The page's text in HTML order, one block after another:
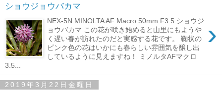
ショウジョウバカマ
›
NEX-5N MINOLTA AF Macro 50mm F3.5 ショウジ
ョウバカマ この花が咲き始めると山里にもようや
く遅い春が訪れたのだと実感する花です。 鞠状の
ピンク色の花はいかにも春らしい雰囲気を醸し出
しているように見えますね！ ミノルタAFマクロ
3.5...
2019年3月22日金曜日